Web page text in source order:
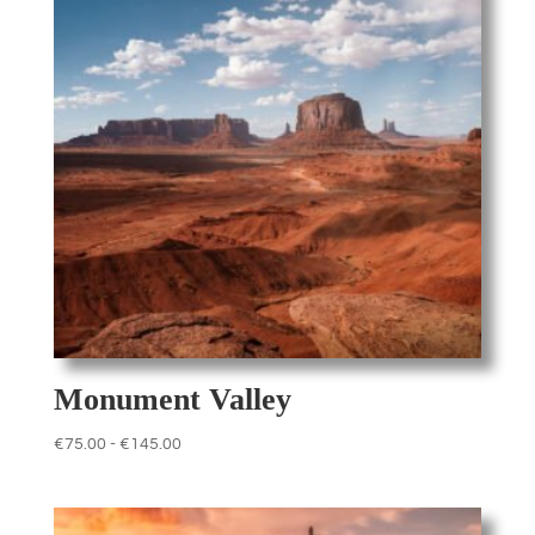
Monument Valley
€75.00 - € 145.00Fascia
da